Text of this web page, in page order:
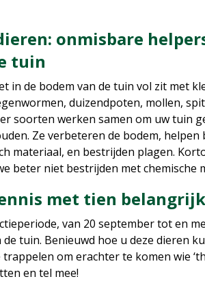
onmisbare
tuin
in de bodem van de tuin vol zit met
duizendpoten, mollen,
soorten werken samen om uw tuin
Ze verbeteren de bodem, helpen
materiaal, en bestrijden plagen.
beter niet bestrijden met chemische
met tien
van 20 september tot en
tuin. Benieuwd hoe u deze dieren
om erachter te komen wie
en tel mee!